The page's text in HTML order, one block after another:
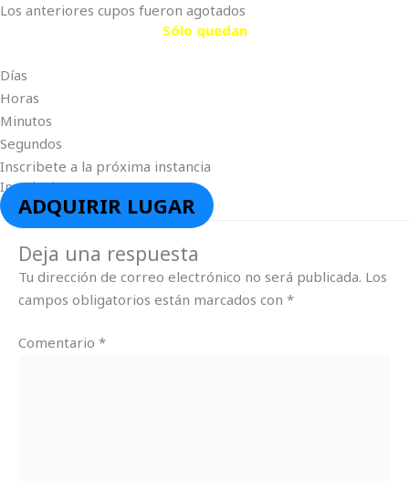
Los anteriores cupos fueron agotados
Sólo quedan
Días
Horas
Minutos
Segundos
Inscribete a la próxima instancia
Inscripciones
ADQUIRIR LUGAR
Deja una respuesta
Tu dirección de correo electrónico no será publicada. Los
campos obligatorios están marcados con *
Comentario *